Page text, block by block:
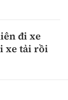
đi xe
xe tải rồi